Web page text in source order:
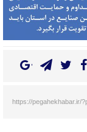
https://pegahekhabar.ir/